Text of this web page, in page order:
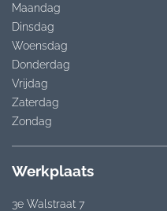
Maandag
Dinsdag
Woensdag
Donderdag
Vrijdag
Zaterdag
Zondag
Werkplaats
3e Walstraat 7